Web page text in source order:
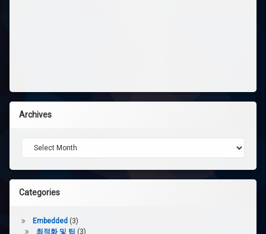
Archives
Archives
Categories
Embedded(3)
최적화 및 팁 (3)